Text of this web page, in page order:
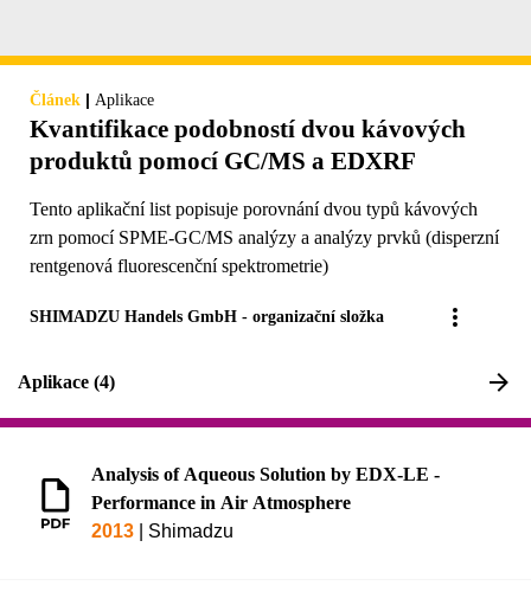
Článek | Aplikace
Kvantifikace podobností dvou kávových
produktů pomocí GC/MS a EDXRF
Tento aplikační list popisuje porovnání dvou typů kávových
zrn pomocí SPME-GC/MS analýzy a analýzy prvků (disperzní
rentgenová fluorescenční spektrometrie)
SHIMADZU Handels GmbH - organizační složka
Aplikace (4)
Analysis of Aqueous Solution by EDX-LE -
Performance in Air Atmosphere
2013
Shimadzu